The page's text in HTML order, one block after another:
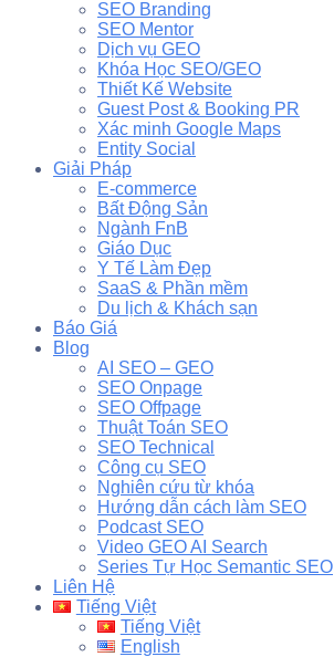
SEO Branding
SEO Mentor
Dịch vụ GEO
Khóa Học SEO/GEO
Thiết Kế Website
Guest Post & Booking PR
Xác minh Google Maps
Entity Social
Giải Pháp
E-commerce
Bất Động Sản
Ngành FnB
Giáo Dục
Y Tế Làm Đẹp
SaaS & Phần mềm
Du lịch & Khách sạn
Báo Giá
Blog
AI SEO – GEO
SEO Onpage
SEO Offpage
Thuật Toán SEO
SEO Technical
Công cụ SEO
Nghiên cứu từ khóa
Hướng dẫn cách làm SEO
Podcast SEO
Video GEO AI Search
Series Tự Học Semantic SEO
Liên Hệ
Tiếng Việt
Tiếng Việt
English